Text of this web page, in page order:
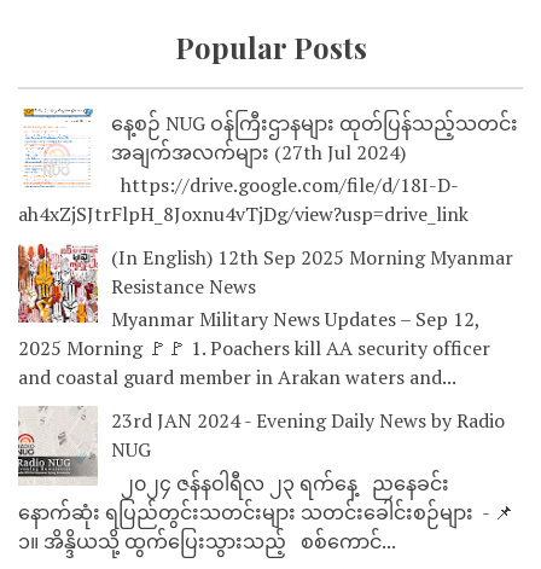
Popular Posts
နေ့စဉ် NUG ဝန်ကြီးဌာနများ ထုတ်ပြန်သည့်သတင်း
အချက်အလက်များ (27th Jul 2024)
https://drive.google.com/file/d/18I-D-
ah4xZjSJtrFlpH_8Joxnu4vTjDg/view?usp=drive_link
(In English) 12th Sep 2025 Morning Myanmar
Resistance News
Myanmar Military News Updates – Sep 12,
2025 Morning 🚩🚩 1. Poachers kill AA security officer
and coastal guard member in Arakan waters and...
23rd JAN 2024 - Evening Daily News by Radio
NUG
၂၀၂၄ ဇန်နဝါရီလ ၂၃ ရက်နေ့ ညနေခင်း
နောက်ဆုံး ရပြည်တွင်းသတင်းများ သတင်းခေါင်းစဉ်များ - 📌
၁။ အိန္ဒိယသို့ ထွက်ပြေးသွားသည့် စစ်ကောင်...